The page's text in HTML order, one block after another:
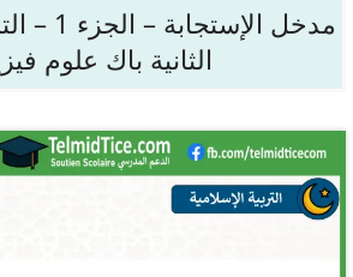
مدخل
الثانية باك علوم